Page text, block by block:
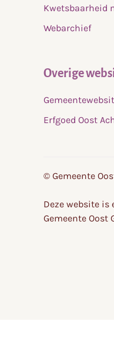
Kwetsbaarheid
Webarchief
Overige
Erfgoed Oost
© Gemeente
Deze website
Gemeente Oost